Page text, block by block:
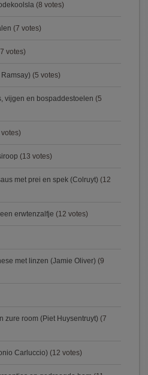
(8 votes)
(7 votes)
votes)
(5 votes)
vijgen en bospaddestoelen (5
(13 votes)
met prei en spek (Colruyt) (12
erwtenzalfje (12 votes)
met linzen (Jamie Oliver) (9
zure room (Piet Huysentruyt) (7
Carluccio) (12 votes)